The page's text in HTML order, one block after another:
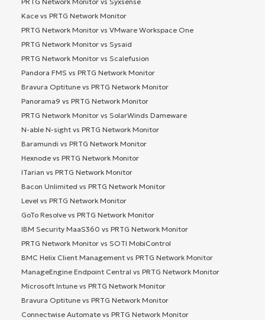
Kace vs PRTG Network Monitor
PRTG Network Monitor vs VMware Workspace One
PRTG Network Monitor vs Sysaid
PRTG Network Monitor vs Scalefusion
Pandora FMS vs PRTG Network Monitor
Bravura Optitune vs PRTG Network Monitor
Panorama9 vs PRTG Network Monitor
PRTG Network Monitor vs SolarWinds Dameware
N-able N-sight vs PRTG Network Monitor
Baramundi vs PRTG Network Monitor
Hexnode vs PRTG Network Monitor
ITarian vs PRTG Network Monitor
Bacon Unlimited vs PRTG Network Monitor
Level vs PRTG Network Monitor
GoTo Resolve vs PRTG Network Monitor
IBM Security MaaS360 vs PRTG Network Monitor
PRTG Network Monitor vs SOTI MobiControl
BMC Helix Client Management vs PRTG Network Monitor
ManageEngine Endpoint Central vs PRTG Network Monitor
Microsoft Intune vs PRTG Network Monitor
Bravura Optitune vs PRTG Network Monitor
Connectwise Automate vs PRTG Network Monitor